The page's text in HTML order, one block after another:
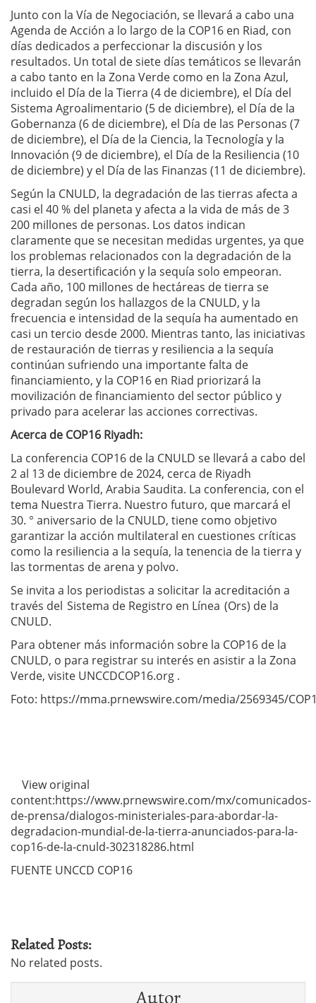
Junto con la Vía de Negociación, se llevará a cabo una
Agenda de Acción a lo largo de la COP16 en Riad, con
días dedicados a perfeccionar la discusión y los
resultados. Un total de siete días temáticos se llevarán
a cabo tanto en la Zona Verde como en la Zona Azul,
incluido el Día de la Tierra (4 de diciembre), el Día del
Sistema Agroalimentario (5 de diciembre), el Día de la
Gobernanza (6 de diciembre), el Día de las Personas (7
de diciembre), el Día de la Ciencia, la Tecnología y la
Innovación (9 de diciembre), el Día de la Resiliencia (10
de diciembre) y el Día de las Finanzas (11 de diciembre).
Según la CNULD, la degradación de las tierras afecta a
casi el 40 % del planeta y afecta a la vida de más de 3
200 millones de personas. Los datos indican
claramente que se necesitan medidas urgentes, ya que
los problemas relacionados con la degradación de la
tierra, la desertificación y la sequía solo empeoran.
Cada año, 100 millones de hectáreas de tierra se
degradan según los hallazgos de la CNULD, y la
frecuencia e intensidad de la sequía ha aumentado en
casi un tercio desde 2000. Mientras tanto, las iniciativas
de restauración de tierras y resiliencia a la sequía
continúan sufriendo una importante falta de
financiamiento, y la COP16 en Riad priorizará la
movilización de financiamiento del sector público y
privado para acelerar las acciones correctivas.
Acerca de COP16 Riyadh:
La conferencia COP16 de la CNULD se llevará a cabo del
2 al 13 de diciembre de 2024, cerca de Riyadh
Boulevard World, Arabia Saudita. La conferencia, con el
tema Nuestra Tierra. Nuestro futuro, que marcará el
30. ° aniversario de la CNULD, tiene como objetivo
garantizar la acción multilateral en cuestiones críticas
como la resiliencia a la sequía, la tenencia de la tierra y
las tormentas de arena y polvo.
Se invita a los periodistas a solicitar la acreditación a
través del Sistema de Registro en Línea (Ors) de la
CNULD.
Para obtener más información sobre la COP16 de la
CNULD, o para registrar su interés en asistir a la Zona
Verde, visite UNCCDCOP16.org .
Foto: https://mma.prnewswire.com/media/2569345/
View original
content:https://www.prnewswire.com/mx/comunicados-
de-prensa/dialogos-ministeriales-para-abordar-la-
degradacion-mundial-de-la-tierra-anunciados-para-la-
cop16-de-la-cnuld-302318286.html
FUENTE UNCCD COP16
Related Posts:
No related posts.
Autor